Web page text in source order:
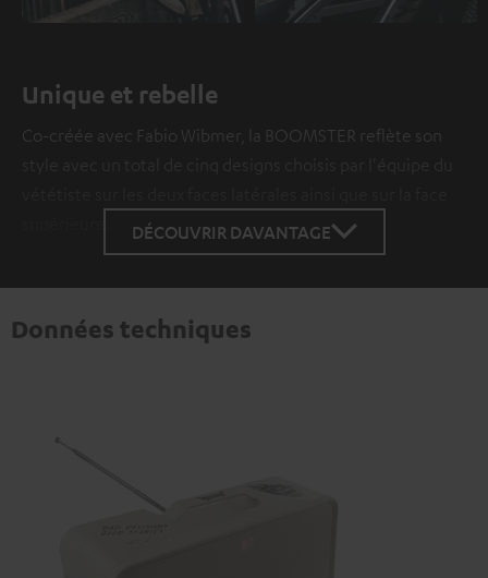
Unique et rebelle
Co-créée avec Fabio Wibmer, la BOOMSTER reflète son
DÉCOUVRIR DAVANTAGE
Données techniques